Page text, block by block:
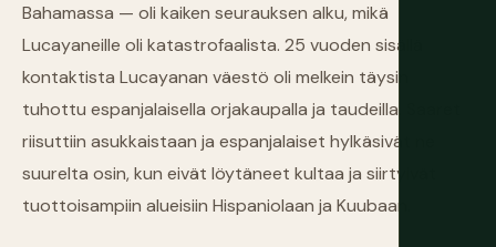
Bahamassa — oli kaiken seurauksen alku, mikä
Lucayaneille oli katastrofaalista. 25 vuoden sisällä
kontaktista Lucayanan väestö oli melkein täysin
tuhottu espanjalaisella orjakaupalla ja taudeilla. Saaret
riisuttiin asukkaistaan ja espanjalaiset hylkäsivät ne
suurelta osin, kun eivät löytäneet kultaa ja siirtyivät
tuottoisampiin alueisiin Hispaniolaan ja Kuubaan.